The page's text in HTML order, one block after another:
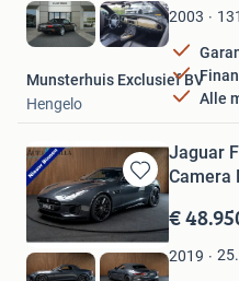
Favorieten
2003
Alle
Munsterhuis Exclusief BV
Hengelo
Bewaren
in
Mijn
Favorieten
Jaguar
Camera
€
2019